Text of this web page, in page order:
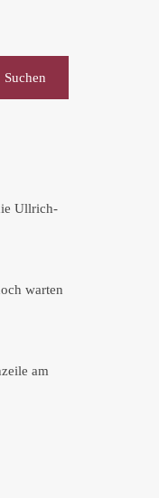
Ullrich-
warten
am